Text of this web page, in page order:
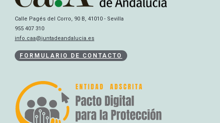
Calle Pagés del Corro, 90 B, 41010 - Sevilla
955 407 310
info.caa@juntadeandalucia.es
FORMULARIO DE CONTACTO